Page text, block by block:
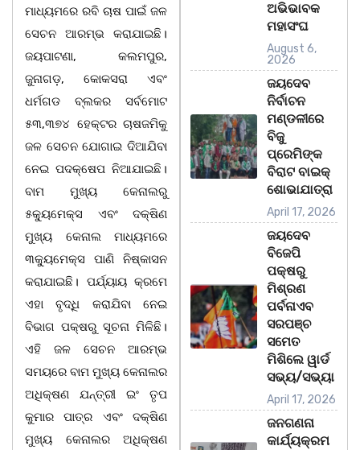
ମାଧ୍ୟମରେ ରବି ଚାଷ ପାଇଁ ଜଳ
ସେଚନ ଆରମ୍ଭ କରାଯାଇଛି।
ଜୟପାଟଣା, କଲମପୁର,
ଜୁନାଗଡ଼, କୋକସରା ଏବଂ
ଧର୍ମଗଡ ବ୍ଲକର ସର୍ବମୋଟ
୫୩,୩୭୪ ହେକ୍ଟର ଚାଷଜମିକୁ
ଜଳ ସେଚନ ଯୋଗାଇ ଦିଆଯିବା
ନେଇ ପଦକ୍ଷେପ ନିଆଯାଇଛି।
ବାମ ମୁଖ୍ୟ କେନାଲରୁ
୫କ୍ୟୁମେକ୍ସ ଏବଂ ଦକ୍ଷିଣ
ମୁଖ୍ୟ କେନାଲ ମାଧ୍ୟମରେ
୩କ୍ୟୁମେକ୍ସ ପାଣି ନିଷ୍କାସନ
କରାଯାଇଛି। ପର୍ଯ୍ୟାୟ କ୍ରମେ
ଏହା ବୃଦ୍ଧି କରାଯିବା ନେଇ
ବିଭାଗ ପକ୍ଷରୁ ସୂଚନା ମିଳିଛି।
ଏହି ଜଳ ସେଚନ ଆରମ୍ଭ
ସମୟରେ ବାମ ମୁଖ୍ୟ କେନାଲର
ଅଧିକ୍ଷଣ ଯନ୍ତ୍ରୀ ଇଂ ତୃପ
କୁମାର ପାତ୍ର ଏବଂ ଦକ୍ଷିଣ
ମୁଖ୍ୟ କେନାଲର ଅଧିକ୍ଷଣ
ଅଭିଭାବକ
ମହାସଂଘ
August 6,
2026
ଜୟଦେବ
ନିର୍ବାଚନ
ମଣ୍ଡଳୀରେ
ବିଜୁ
ପ୍ରେମିଙ୍କ
ବିରାଟ ବାଇକ୍
ଶୋଭାଯାତ୍ରା
April 17, 2026
ଜୟଦେବ
ବିଜେପି
ପକ୍ଷରୁ
ମିଶ୍ରଣ
ପର୍ବନାଏବ
ସରପଞ୍ଚ
ସମେତ
ମିଶିଲେ ୱାର୍ଡ
ସଭ୍ୟ/ସଭ୍ୟା
April 17, 2026
ଜନଗଣନା
କାର୍ଯ୍ୟକ୍ରମ